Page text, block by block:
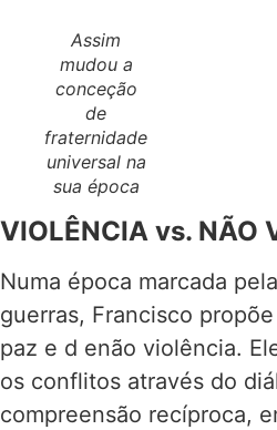
Assim
mudou a
conceção
de
fraternidade
universal na
sua época
VIOLÊNCIA vs. NÃO
Numa época marcada
guerras, Francisco
paz e d enão violência.
os conflitos através do
compreensão recíproca,